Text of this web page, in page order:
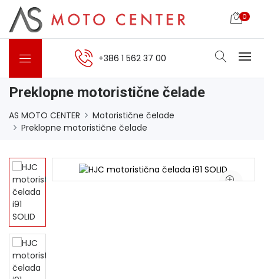
0
+386 1 562 37 00
Preklopne motoristične čelade
AS MOTO CENTER
Motoristične čelade
Preklopne motoristične čelade